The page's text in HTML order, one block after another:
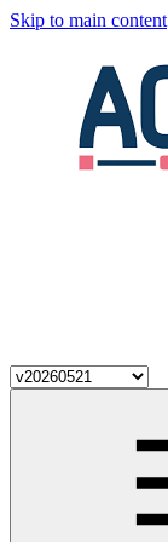
Skip to main content